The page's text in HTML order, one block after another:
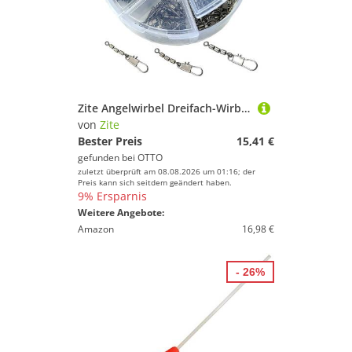
Zite Angelwirbel Dreifach-Wirbel Sortiment 60 Stück in Box - Forellenwirbel 3 Größen
von Zite
Bester Preis
15,41 €
gefunden bei OTTO
zuletzt überprüft am 08.08.2026 um 01:16; der
Preis kann sich seitdem geändert haben.
9% Ersparnis
Weitere Angebote:
Amazon
16,98 €
- 26%